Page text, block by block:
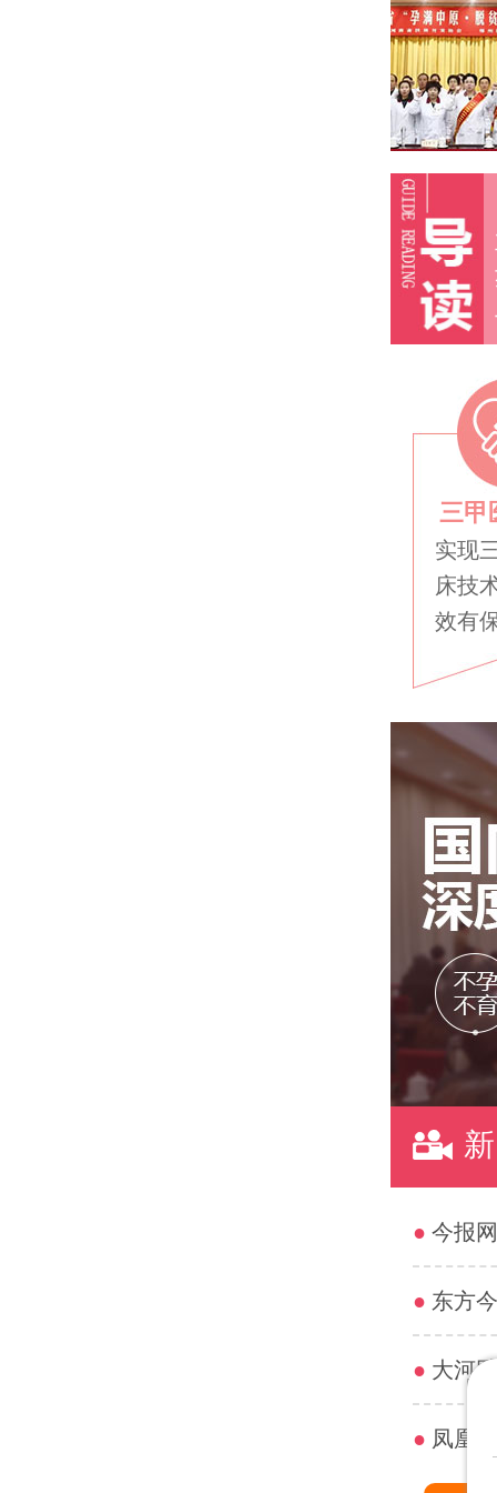
三甲
实现
床技
效有
● 今报
● 东方
● 大河
● 凤凰